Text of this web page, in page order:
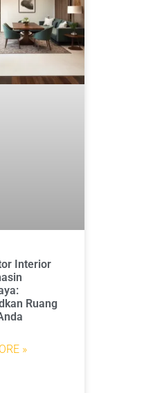
Interior
Ruang
»